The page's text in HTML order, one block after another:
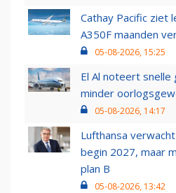
Cathay Pacific ziet
A350F maanden
05-08-2026, 15:25
El Al noteert
minder
05-08-2026, 14:17
Lufthansa
begin 2027, maar
plan B
05-08-2026, 13:42